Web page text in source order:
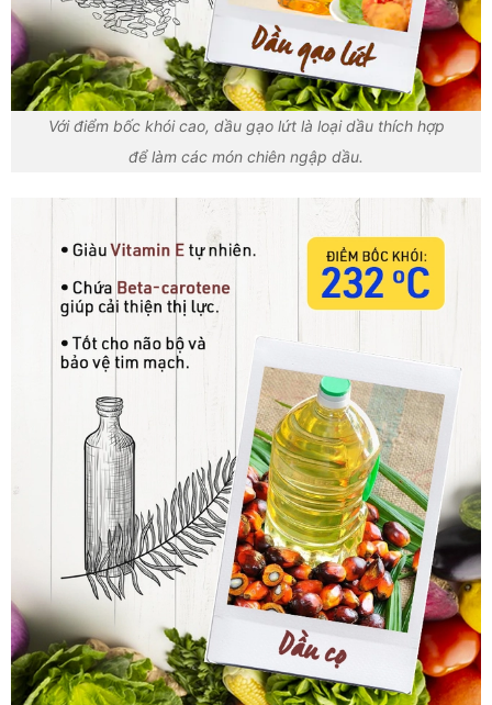
Với điểm bốc khói cao, dầu gạo lứt là loại dầu thích hợp
để làm các món chiên ngập dầu.